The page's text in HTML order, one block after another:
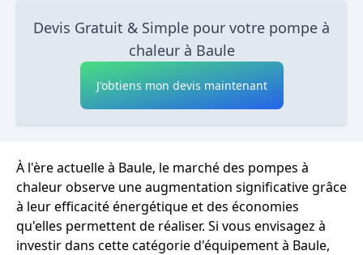
Devis Gratuit & Simple pour votre pompe à
chaleur à Baule
J'obtiens mon devis maintenant
À l'ère actuelle à Baule, le marché des pompes à
chaleur observe une augmentation significative grâce
à leur efficacité énergétique et des économies
qu'elles permettent de réaliser. Si vous envisagez à
investir dans cette catégorie d'équipement à Baule,